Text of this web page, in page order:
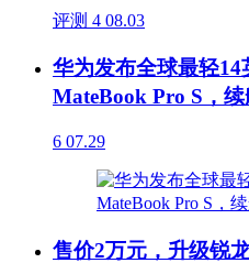
评测 4 08.03
华为发布全球最轻
MateBook Pro S，
6 07.29
售价2万元，升级锐